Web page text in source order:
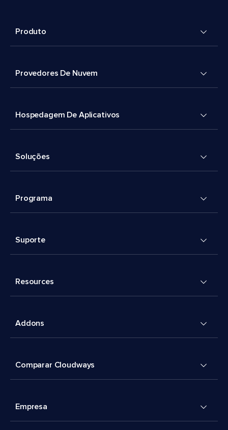
Produto
Provedores De Nuvem
Hospedagem De Aplicativos
Soluções
Programa
Suporte
Resources
Addons
Comparar Cloudways
Empresa